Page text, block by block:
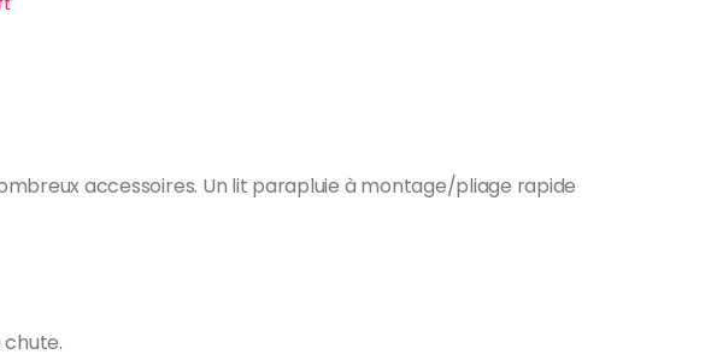
accessoires. Un lit parapluie à montage/pliage rapide
chute.